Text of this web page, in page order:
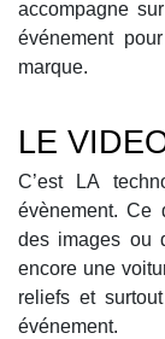
accompagne
événement
marque.
LE
C’est LA
évènement. Ce
des images ou
encore une
reliefs et
événement.